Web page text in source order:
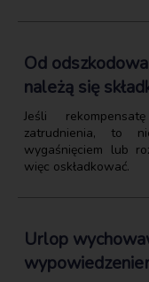
Od
należą się
Jeśli
zatrudnienia, to
wygaśnięciem lub
więc oskładkować.
Urlop